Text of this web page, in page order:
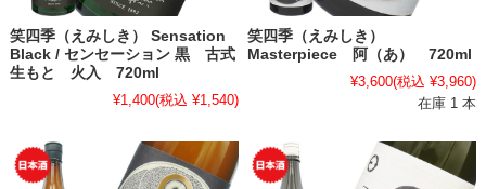
笑四季（えみしき） Sensation
Black / センセーション 黒 古式
生もと 火入 720ml
¥1,400(税込 ¥1,540)
笑四季（えみしき）
Masterpiece 阿（あ） 720ml
¥3,600(税込 ¥3,960)
在庫 1 本